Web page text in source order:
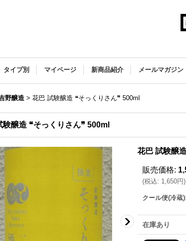
タイプ別 マイページ 新商品紹介 メールマガジン
野醸造 > 花巴 試験醸造 ❝そっくりさん❞ 500ml
験醸造 ❝そっくりさん❞ 500ml
花巴 試験醸
販売価格:
(税込: 1,650円)
クール便(冷蔵):
在庫あり